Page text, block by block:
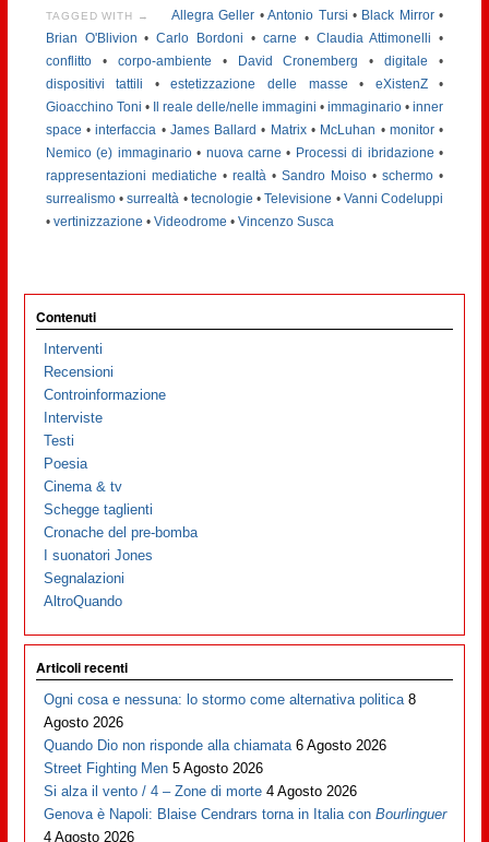
TAGGED WITH → Allegra Geller •Antonio Tursi • Black Mirror•
Brian O'Blivion •Carlo Bordoni • carne • Claudia Attimonelli •
conflitto• corpo-ambiente • David Cronemberg •digitale •
dispositivi tattili •estetizzazione delle masse • eXistenZ•
Gioacchino Toni • Il reale delle/nelle immagini •immaginario •inner
space •interfaccia • James Ballard • Matrix• McLuhan • monitor•
Nemico (e) immaginario• nuova carne • Processi di ibridazione •
rappresentazioni mediatiche • realtà•Sandro Moiso •schermo •
surrealismo•surrealtà • tecnologie •Televisione •Vanni Codeluppi
• vertinizzazione • Videodrome • Vincenzo Susca
Contenuti
Interventi
Recensioni
Controinformazione
Interviste
Testi
Poesia
Cinema & tv
Schegge taglienti
Cronache del pre-bomba
I suonatori Jones
Segnalazioni
AltroQuando
Articoli recenti
Ogni cosa e nessuna: lo stormo come alternativa politica 8
Agosto 2026
Quando Dio non risponde alla chiamata 6 Agosto 2026
Street Fighting Men 5 Agosto 2026
Si alza il vento / 4 – Zone di morte 4 Agosto 2026
Genova è Napoli: Blaise Cendrars torna in Italia conBourlinguer
4 Agosto 2026